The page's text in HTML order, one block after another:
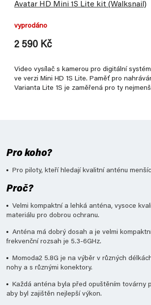
Avatar HD Mini 1S Lite kit (Walksnail)
vyprodáno
2 590 Kč
Video vysílač s kamerou pro digitální
ve verzi Mini HD 1S Lite. Paměť pro
Varianta Lite 1S je zaměřená pro ty
Pro koho?
Pro piloty, kteří hledají kvalitní anténu
Proč?
Velmi kompaktní a lehká anténa, vysoce
materiálu pro dobrou ochranu.
Anténa má dobrý dosah a je velmi
frekvenční rozsah je 5.3-6GHz.
Momoda2 5.8G je na výběr v různých
nohy a s různými konektory.
Každá anténa byla před opuštěním továrny
aby byl zajištěn nejlepší výkon.